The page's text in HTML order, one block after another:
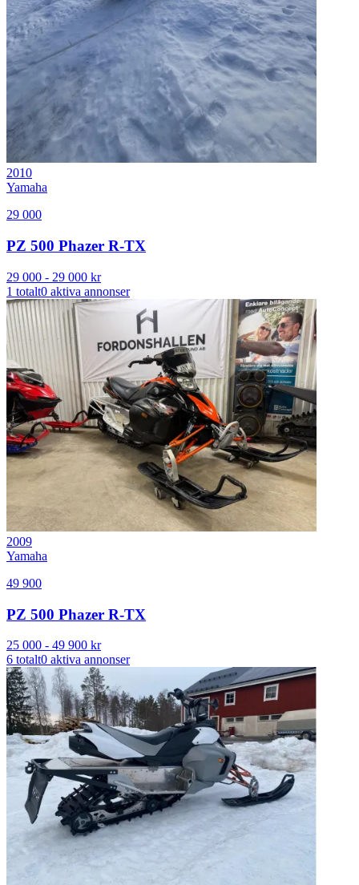
2010
Yamaha
29 000
PZ 500 Phazer R-TX
29 000 - 29 000 kr
1 totalt0 aktiva annonser
2009
Yamaha
49 900
PZ 500 Phazer R-TX
25 000 - 49 900 kr
6 totalt0 aktiva annonser